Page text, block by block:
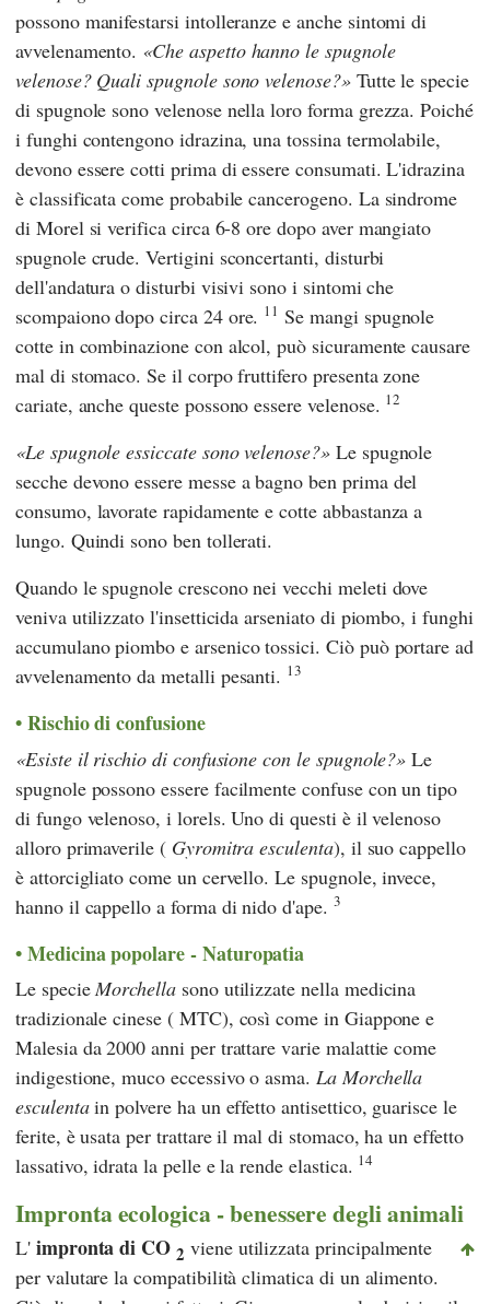
possono manifestarsi intolleranze e anche sintomi di
avvelenamento.
Che aspetto hanno le spugnole
velenose? Quali spugnole sono velenose? Tutte le specie
di spugnole sono velenose nella loro forma grezza. Poiché
i funghi contengono idrazina, una tossina termolabile,
devono essere cotti prima di essere consumati. L'idrazina
è classificata come probabile cancerogeno. La sindrome
di Morel si verifica circa 6-8 ore dopo aver mangiato
spugnole crude. Vertigini sconcertanti, disturbi
dell'andatura o disturbi visivi sono i sintomi che
scompaiono dopo circa 24 ore. 11 Se mangi spugnole
cotte in combinazione con alcol, può sicuramente causare
mal di stomaco. Se il corpo fruttifero presenta zone
cariate, anche queste possono essere velenose. 12
Le spugnole essiccate sono velenose? Le spugnole
secche devono essere messe a bagno ben prima del
consumo, lavorate rapidamente e cotte abbastanza a
lungo. Quindi sono ben tollerati.
Quando le spugnole crescono nei vecchi meleti dove
veniva utilizzato l'insetticida arseniato di piombo, i funghi
accumulano piombo e arsenico tossici. Ciò può portare ad
avvelenamento da metalli pesanti. 13
Rischio di confusione
Esiste il rischio di confusione con le spugnole? Le
spugnole possono essere facilmente confuse con un tipo
di fungo velenoso, i lorels. Uno di questi è il velenoso
alloro primaverile ( Gyromitra esculenta), il suo cappello
è attorcigliato come un cervello. Le spugnole, invece,
hanno il cappello a forma di nido d'ape. 3
Medicina popolare - Naturopatia
Le specieMorchellasono utilizzate nella medicina
tradizionale cinese( MTC), così come in Giappone e
Malesia da 2000 anni per trattare varie malattie come
indigestione, muco eccessivo o asma.La Morchella
esculentain polvere ha un effetto antisettico, guarisce le
ferite, è usata per trattare il mal di stomaco, ha un effetto
lassativo, idrata la pelle e la rende elastica. 14
Impronta ecologica - benessere degli animali
L' impronta di CO2 viene utilizzata principalmente
per valutare la compatibilità climatica di un alimento.